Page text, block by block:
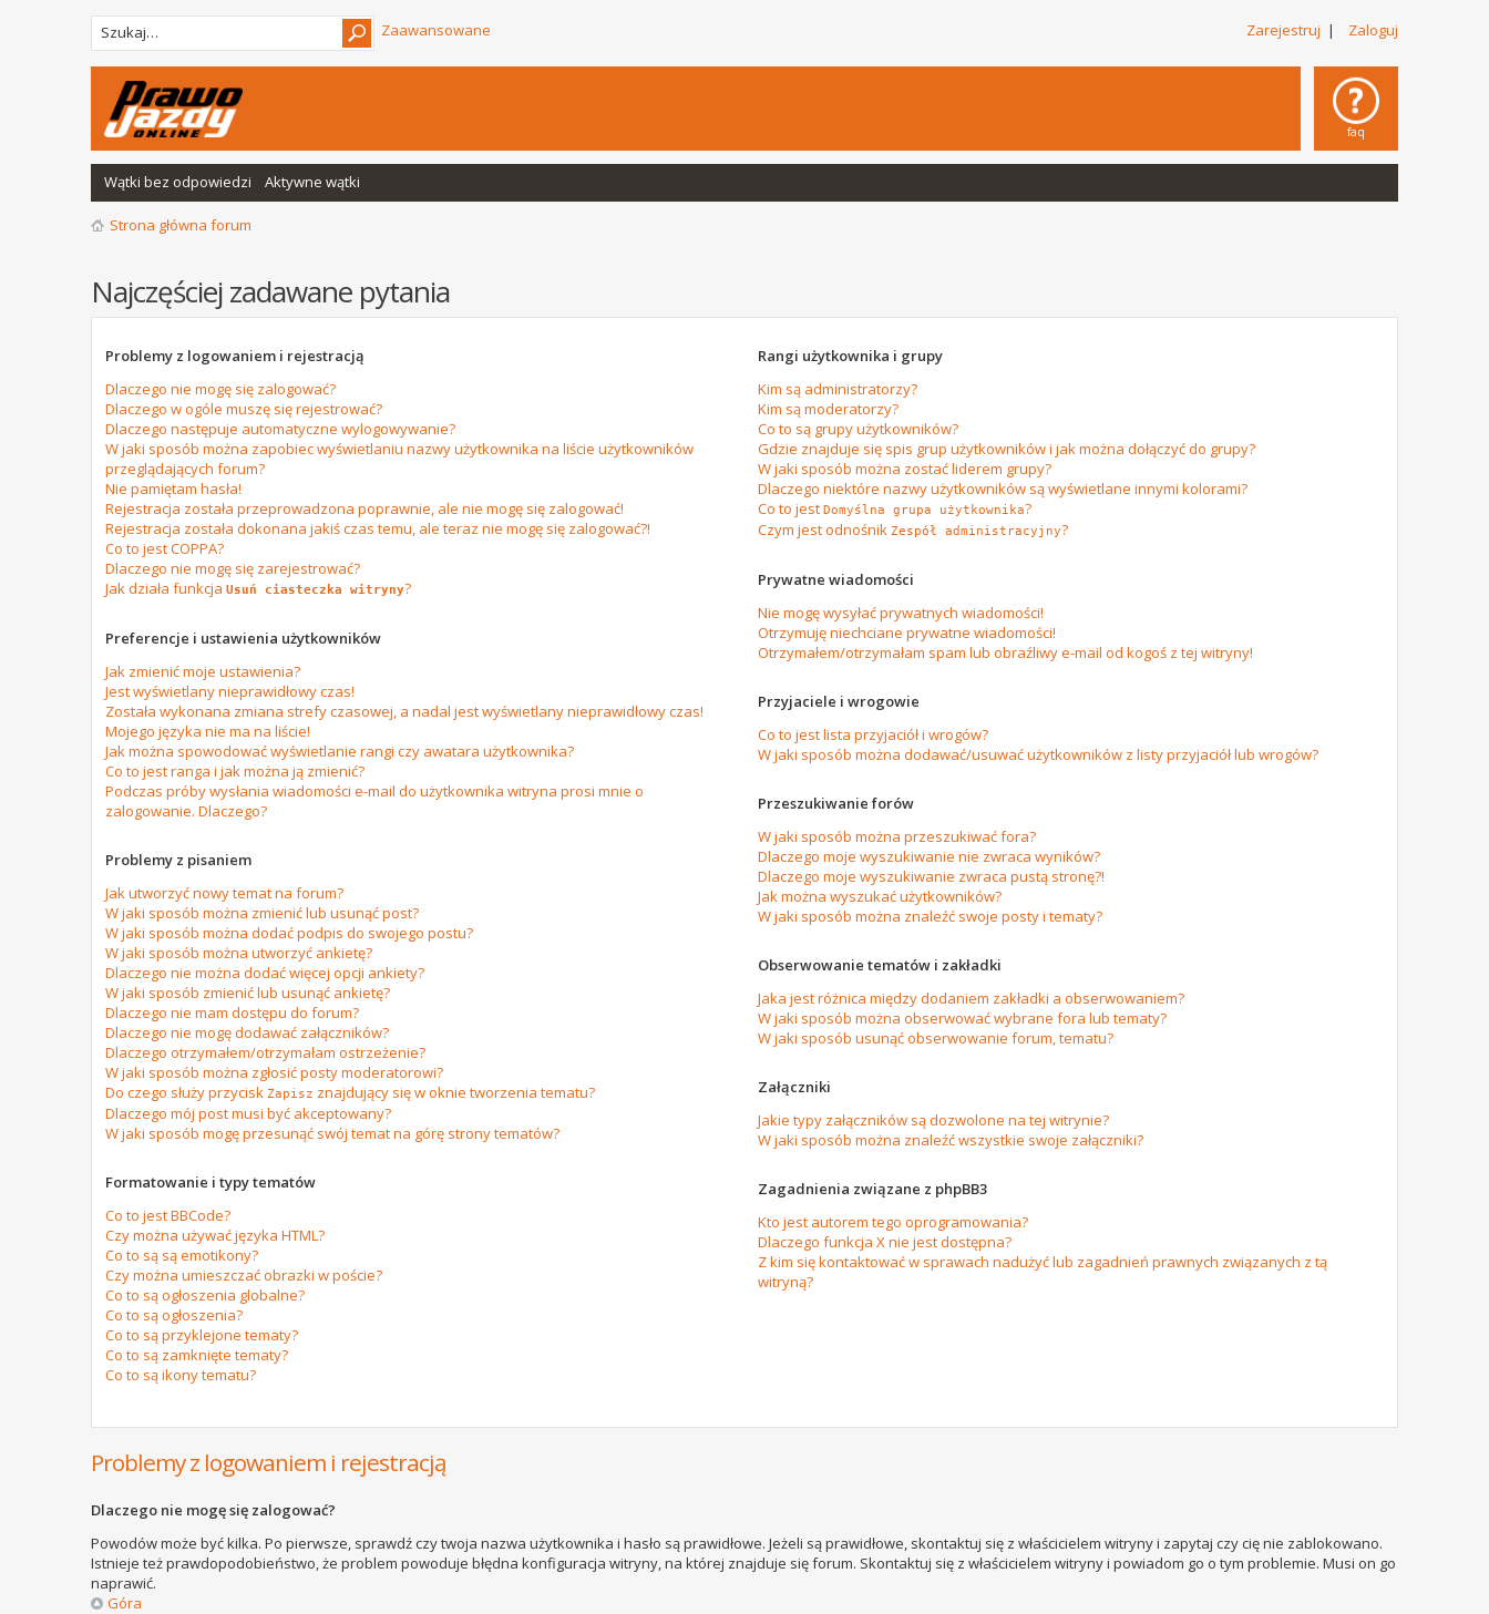
Zarejestruj | Zaloguj
Zaawansowane
faq
Wątki bez odpowiedzi Aktywne wątki
Strona główna forum
Najczęściej zadawane pytania
Problemy z logowaniem i rejestracją
Dlaczego nie mogę się zalogować?
Dlaczego w ogóle muszę się rejestrować?
Dlaczego następuje automatyczne wylogowywanie?
W jaki sposób można zapobiec wyświetlaniu nazwy użytkownika na liście użytkowników
przeglądających forum?
Nie pamiętam hasła!
Rejestracja została przeprowadzona poprawnie, ale nie mogę się zalogować!
Rejestracja została dokonana jakiś czas temu, ale teraz nie mogę się zalogować?!
Co to jest COPPA?
Dlaczego nie mogę się zarejestrować?
Jak działa funkcja Usuń ciasteczka witryny?
Preferencje i ustawienia użytkowników
Jak zmienić moje ustawienia?
Jest wyświetlany nieprawidłowy czas!
Została wykonana zmiana strefy czasowej, a nadal jest wyświetlany nieprawidłowy czas!
Mojego języka nie ma na liście!
Jak można spowodować wyświetlanie rangi czy awatara użytkownika?
Co to jest ranga i jak można ją zmienić?
Podczas próby wysłania wiadomości e-mail do użytkownika witryna prosi mnie o
zalogowanie. Dlaczego?
Problemy z pisaniem
Jak utworzyć nowy temat na forum?
W jaki sposób można zmienić lub usunąć post?
W jaki sposób można dodać podpis do swojego postu?
W jaki sposób można utworzyć ankietę?
Dlaczego nie można dodać więcej opcji ankiety?
W jaki sposób zmienić lub usunąć ankietę?
Dlaczego nie mam dostępu do forum?
Dlaczego nie mogę dodawać załączników?
Dlaczego otrzymałem/otrzymałam ostrzeżenie?
W jaki sposób można zgłosić posty moderatorowi?
Do czego służy przycisk Zapisz znajdujący się w oknie tworzenia tematu?
Dlaczego mój post musi być akceptowany?
W jaki sposób mogę przesunąć swój temat na górę strony tematów?
Formatowanie i typy tematów
Co to jest BBCode?
Czy można używać języka HTML?
Co to są są emotikony?
Czy można umieszczać obrazki w poście?
Co to są ogłoszenia globalne?
Co to są ogłoszenia?
Co to są przyklejone tematy?
Co to są zamknięte tematy?
Co to są ikony tematu?
Rangi użytkownika i grupy
Kim są administratorzy?
Kim są moderatorzy?
Co to są grupy użytkowników?
Gdzie znajduje się spis grup użytkowników i jak można dołączyć do grupy?
W jaki sposób można zostać liderem grupy?
Dlaczego niektóre nazwy użytkowników są wyświetlane innymi kolorami?
Co to jest Domyślna grupa użytkownika?
Czym jest odnośnik Zespół administracyjny?
Prywatne wiadomości
Nie mogę wysyłać prywatnych wiadomości!
Otrzymuję niechciane prywatne wiadomości!
Otrzymałem/otrzymałam spam lub obraźliwy e-mail od kogoś z tej witryny!
Przyjaciele i wrogowie
Co to jest lista przyjaciół i wrogów?
W jaki sposób można dodawać/usuwać użytkowników z listy przyjaciół lub wrogów?
Przeszukiwanie forów
W jaki sposób można przeszukiwać fora?
Dlaczego moje wyszukiwanie nie zwraca wyników?
Dlaczego moje wyszukiwanie zwraca pustą stronę?!
Jak można wyszukać użytkowników?
W jaki sposób można znaleźć swoje posty i tematy?
Obserwowanie tematów i zakładki
Jaka jest różnica między dodaniem zakładki a obserwowaniem?
W jaki sposób można obserwować wybrane fora lub tematy?
W jaki sposób usunąć obserwowanie forum, tematu?
Załączniki
Jakie typy załączników są dozwolone na tej witrynie?
W jaki sposób można znaleźć wszystkie swoje załączniki?
Zagadnienia związane z phpBB3
Kto jest autorem tego oprogramowania?
Dlaczego funkcja X nie jest dostępna?
Z kim się kontaktować w sprawach nadużyć lub zagadnień prawnych związanych z tą
witryną?
Problemy z logowaniem i rejestracją
Dlaczego nie mogę się zalogować?
Powodów może być kilka. Po pierwsze, sprawdź czy twoja nazwa użytkownika i hasło są prawidłowe. Jeżeli są prawidłowe, skontaktuj się z właścicielem witryny i zapytaj czy cię nie zablokowano.
Istnieje też prawdopodobieństwo, że problem powoduje błędna konfiguracja witryny, na której znajduje się forum. Skontaktuj się z właścicielem witryny i powiadom go o tym problemie. Musi on go
naprawić.
Góra